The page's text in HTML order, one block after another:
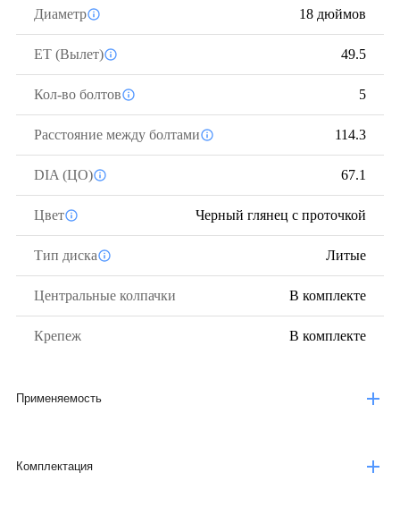
Диаметр 18 дюймов
ЕТ (Вылет) 49.5
Кол-во болтов 5
Расстояние между болтами 114.3
DIA (ЦО) 67.1
Цвет Черный глянец с проточкой
Тип диска Литые
Центральные колпачки В комплекте
Крепеж В комплекте
Применяемость
Комплектация